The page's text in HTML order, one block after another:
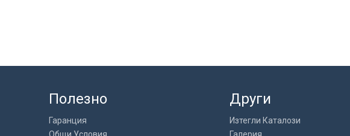
Полезно
Гаранция
Други
Изтегли Каталози